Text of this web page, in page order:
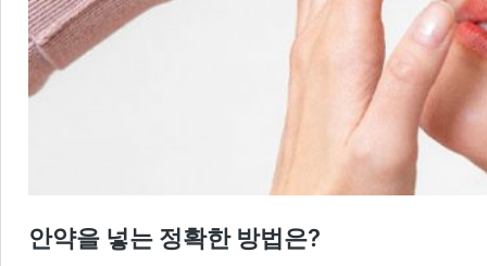
안약을 넣는 정확한 방법은?